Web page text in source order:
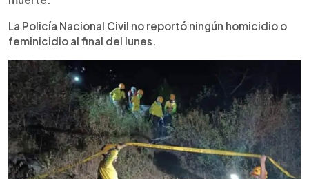
La Policía Nacional Civil no reportó ningún homicidio o
feminicidio al final del lunes.